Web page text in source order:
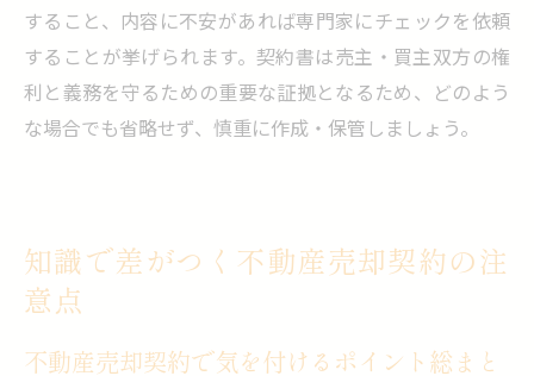
すること、内容に不安があれば専門家にチェックを依頼
することが挙げられます。契約書は売主・買主双方の権
利と義務を守るための重要な証拠となるため、どのよう
な場合でも省略せず、慎重に作成・保管しましょう。
知識で差がつく不動産売却契約の注
意点
不動産売却契約で気を付けるポイント総まと